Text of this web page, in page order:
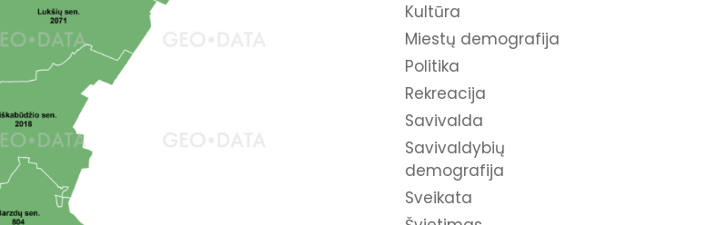
Kultūra
Miestų demografija
Politika
Rekreacija
Savivalda
Savivaldybių
demografija
Sveikata